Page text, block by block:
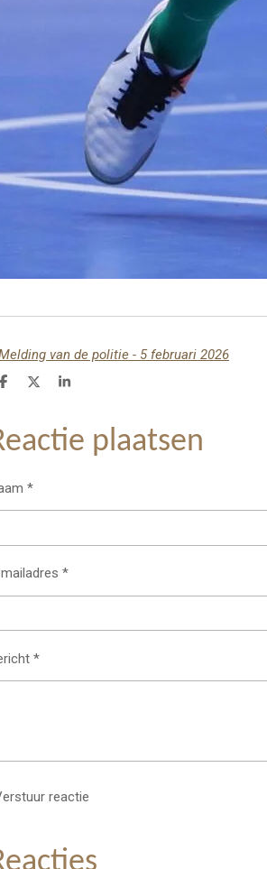
van de politie - 5 februari 2026
D
e
n
D
S
r
e
plaatsen
*
mailadres *
*
reactie